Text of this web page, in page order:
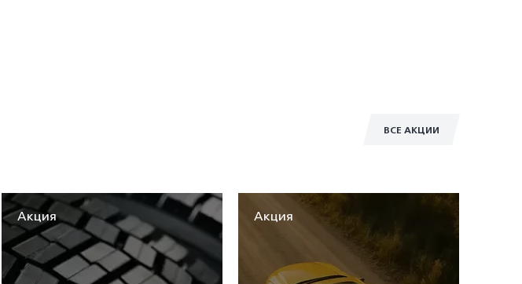
ВСЕ АКЦИИ
Акция Акция